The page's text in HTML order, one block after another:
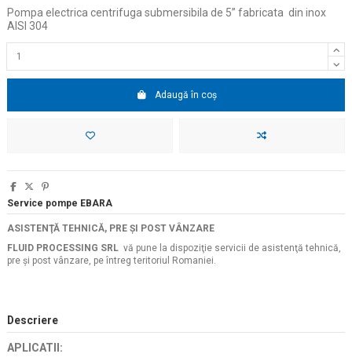
Pompa electrica centrifuga submersibila de 5” fabricata din inox
AISI 304
Adaugă în coș
Service pompe EBARA
ASISTENŢĂ TEHNICĂ, PRE ŞI POST VÂNZARE
FLUID PROCESSING SRL vă pune la dispoziţie servicii de asistenţă tehnică,
pre şi post vânzare, pe întreg teritoriul Romaniei.
Descriere
APLICATII: